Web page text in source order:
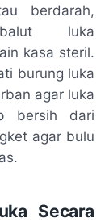
berdarah,
luka
kasa steril.
burung luka
agar luka
bersih dari
agar bulu
Secara